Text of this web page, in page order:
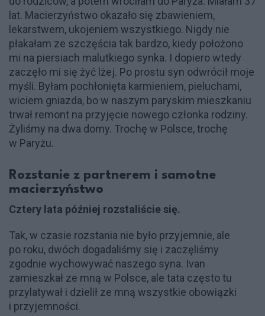
lat. Macierzyństwo okazało się zbawieniem,
lekarstwem, ukojeniem wszystkiego. Nigdy nie
płakałam ze szczęścia tak bardzo, kiedy położono
mi na piersiach malutkiego synka. I dopiero wtedy
zaczęło mi się żyć lżej. Po prostu syn odwrócił moje
myśli. Byłam pochłonięta karmieniem, pieluchami,
wiciem gniazda, bo w naszym paryskim mieszkaniu
trwał remont na przyjęcie nowego członka rodziny.
Żyliśmy na dwa domy. Trochę w Polsce, trochę
w Paryżu.
Rozstanie z partnerem i samotne
macierzyństwo
Cztery lata później rozstaliście się.
Tak, w czasie rozstania nie było przyjemnie, ale
po roku, dwóch dogadaliśmy się i zaczęliśmy
zgodnie wychowywać naszego syna. Ivan
zamieszkał ze mną w Polsce, ale tata często tu
przylatywał i dzielił ze mną wszystkie obowiązki
i przyjemności.